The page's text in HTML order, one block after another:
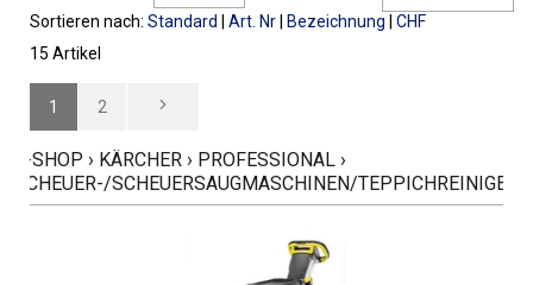
Sortieren nach: Standard Art. Nr Bezeichnung
CHF
15 Artikel
1 2
E-SHOP › KÄRCHER › PROFESSIONAL ›
SCHEUER-/SCHEUERSAUGMASCHINEN/TEPPICHREINIGER